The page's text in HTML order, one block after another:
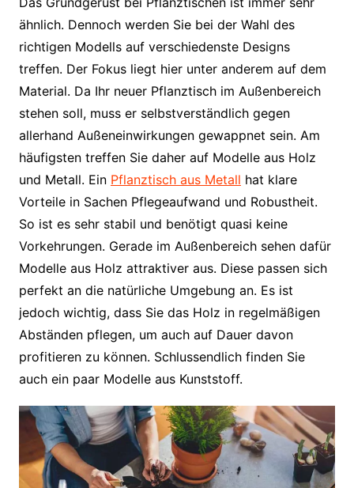
ähnlich. Dennoch werden Sie bei der Wahl des
richtigen Modells auf verschiedenste Designs
treffen. Der Fokus liegt hier unter anderem auf dem
Material. Da Ihr neuer Pflanztisch im Außenbereich
stehen soll, muss er selbstverständlich gegen
allerhand Außeneinwirkungen gewappnet sein. Am
häufigsten treffen Sie daher auf Modelle aus Holz
und Metall. Ein Pflanztisch aus Metall hat klare
Vorteile in Sachen Pflegeaufwand und Robustheit.
So ist es sehr stabil und benötigt quasi keine
Vorkehrungen. Gerade im Außenbereich sehen dafür
Modelle aus Holz attraktiver aus. Diese passen sich
perfekt an die natürliche Umgebung an. Es ist
jedoch wichtig, dass Sie das Holz in regelmäßigen
Abständen pflegen, um auch auf Dauer davon
profitieren zu können. Schlussendlich finden Sie
auch ein paar Modelle aus Kunststoff.